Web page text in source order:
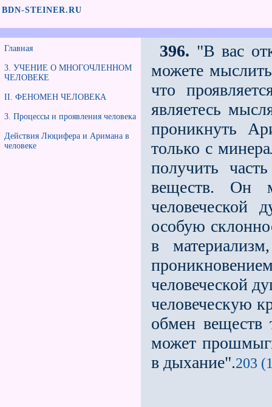
BDN-STEINER.RU
Главная
3. УЧЕНИЕ О МНОГОЧЛЕННОМ
ЧЕЛОВЕКЕ
II. ФЕНОМЕН ЧЕЛОВЕКА
3. Процессы и проявления человека
Действия Люцифера и Аримана в
человеке
396. "В вас
можете
что
являетесь
проникнуть
только с
получить
веществ. Он
человеческой
особую
в
человеческой
человеческую
обмен веществ
может
в дыхание".203